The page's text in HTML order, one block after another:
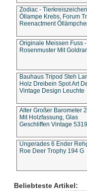
Zodiac - Tierkreiszeichen
Öllampe Krebs, Forum
Reenactment
Originale Meissen Fuss -
Rosenmuster Mit
Bauhaus Tripod Steh
Holz Dreibein Spot Art
Vintage Design Leuchte
Alter Großer Barometer
Mit Holzfassung, Glas
Geschliffen Vintage
Ungerades 6 Ender
Roe Deer Trophy 194 G
Beliebteste Artikel: